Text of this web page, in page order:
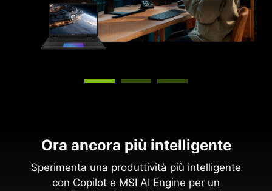
Ora ancora più intelligente
Sperimenta una produttività più intelligente
con Copilot e MSI AI Engine per un